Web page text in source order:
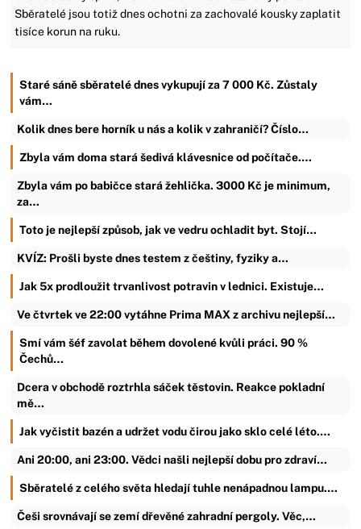
Sběratelé jsou totiž dnes ochotni za zachovalé kousky zaplatit
tisíce korun na ruku.
Staré sáně sběratelé dnes vykupují za 7 000 Kč. Zůstaly
vám…
Kolik dnes bere horník u nás a kolik v zahraničí? Číslo…
Zbyla vám doma stará šedivá klávesnice od počítače.…
Zbyla vám po babičce stará žehlička. 3000 Kč je minimum,
za…
Toto je nejlepší způsob, jak ve vedru ochladit byt. Stojí…
KVÍZ: Prošli byste dnes testem z češtiny, fyziky a…
Jak 5x prodloužit trvanlivost potravin v lednici. Existuje…
Ve čtvrtek ve 22:00 vytáhne Prima MAX z archivu nejlepší…
Smí vám šéf zavolat během dovolené kvůli práci. 90 %
Čechů…
Dcera v obchodě roztrhla sáček těstovin. Reakce pokladní
mě…
Jak vyčistit bazén a udržet vodu čirou jako sklo celé léto.…
Ani 20:00, ani 23:00. Vědci našli nejlepší dobu pro zdraví…
Sběratelé z celého světa hledají tuhle nenápadnou lampu.…
Češi srovnávají se zemí dřevěné zahradní pergoly. Věc,…